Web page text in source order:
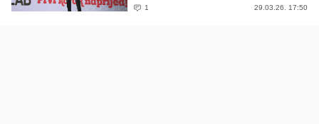
1 29.03.26. 17:50